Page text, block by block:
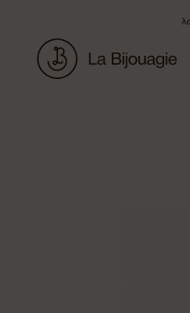
Έκπτωση 20% σε όλα